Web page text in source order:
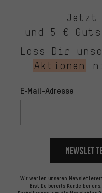
Jetzt
und 5 €
Lass Dir
Aktionen
E-Mail-Adresse
Wir werten unseren
Bist Du bereits Kunde bei